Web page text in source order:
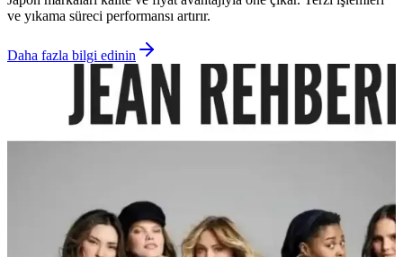
ve yıkama süreci performansı artırır.
Daha fazla bilgi edinin